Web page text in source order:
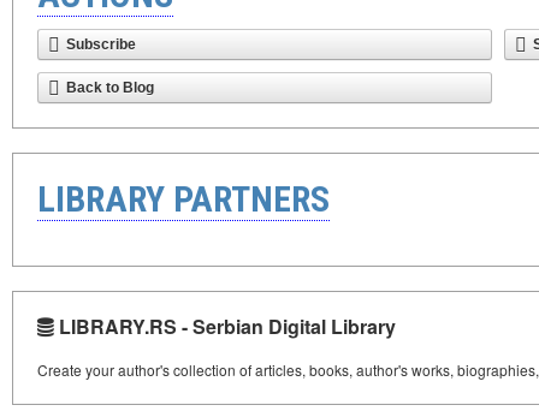
Subscribe
Back to Blog
LIBRARY PARTNERS
LIBRARY.RS - Serbian Digital Library
Create your author's collection of articles, books, author's works,